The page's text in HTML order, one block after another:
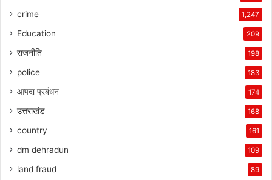
crime 1,247
Education 209
राजनीति 198
police 183
आपदा प्रबंधन 174
उत्तराखंड 168
country 161
dm dehradun 109
land fraud 89